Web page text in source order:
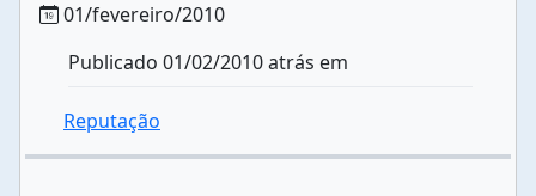
01/fevereiro/2010
Publicado 01/02/2010 atrás em
Reputação